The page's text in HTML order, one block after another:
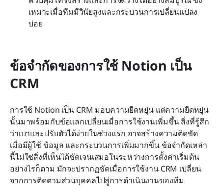
เหมาะเมื่อทีมมีวินัยสูงและกระบวนการเปลี่ยนแปลง
บ่อย
ข้อจำกัดของการใช้ Notion เป็น
CRM
การใช้ Notion เป็น CRM มอบความยืดหยุ่น แต่ความยืดหยุ่น
นั้นมาพร้อมกับข้อแลกเปลี่ยนเมื่อการใช้งานเพิ่มขึ้น สิ่งที่รู้สึก
ว่าเบาและปรับตัวได้ง่ายในช่วงแรก อาจสร้างความติดขัด
เมื่อมีผู้ใช้ ข้อมูล และกระบวนการเพิ่มมากขึ้น ข้อจำกัดเหล่า
นี้ไม่ใช่สิ่งที่เห็นได้ชัดเจนเสมอในระหว่างการตั้งค่าเริ่มต้น
อย่างไรก็ตาม มักจะปรากฏชัดเมื่อการใช้งาน CRM เปลี่ยน
จากการติดตามส่วนบุคคลไปสู่การดำเนินงานของทีม